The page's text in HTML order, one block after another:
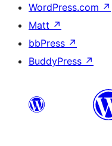
WordPress.com ↗
Matt ↗
bbPress ↗
BuddyPress ↗